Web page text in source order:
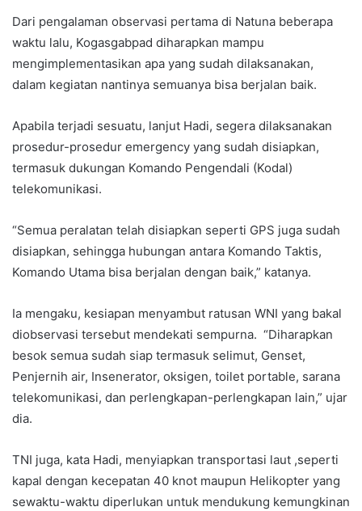
Dari pengalaman observasi pertama di Natuna beberapa
waktu lalu, Kogasgabpad diharapkan mampu
mengimplementasikan apa yang sudah dilaksanakan,
dalam kegiatan nantinya semuanya bisa berjalan baik.
Apabila terjadi sesuatu, lanjut Hadi, segera dilaksanakan
prosedur-prosedur emergency yang sudah disiapkan,
termasuk dukungan Komando Pengendali (Kodal)
telekomunikasi.
“Semua peralatan telah disiapkan seperti GPS juga sudah
disiapkan, sehingga hubungan antara Komando Taktis,
Komando Utama bisa berjalan dengan baik,” katanya.
Ia mengaku, kesiapan menyambut ratusan WNI yang bakal
diobservasi tersebut mendekati sempurna. “Diharapkan
besok semua sudah siap termasuk selimut, Genset,
Penjernih air, Insenerator, oksigen, toilet portable, sarana
telekomunikasi, dan perlengkapan-perlengkapan lain,” ujar
dia.
TNI juga, kata Hadi, menyiapkan transportasi laut ,seperti
kapal dengan kecepatan 40 knot maupun Helikopter yang
sewaktu-waktu diperlukan untuk mendukung kemungkinan